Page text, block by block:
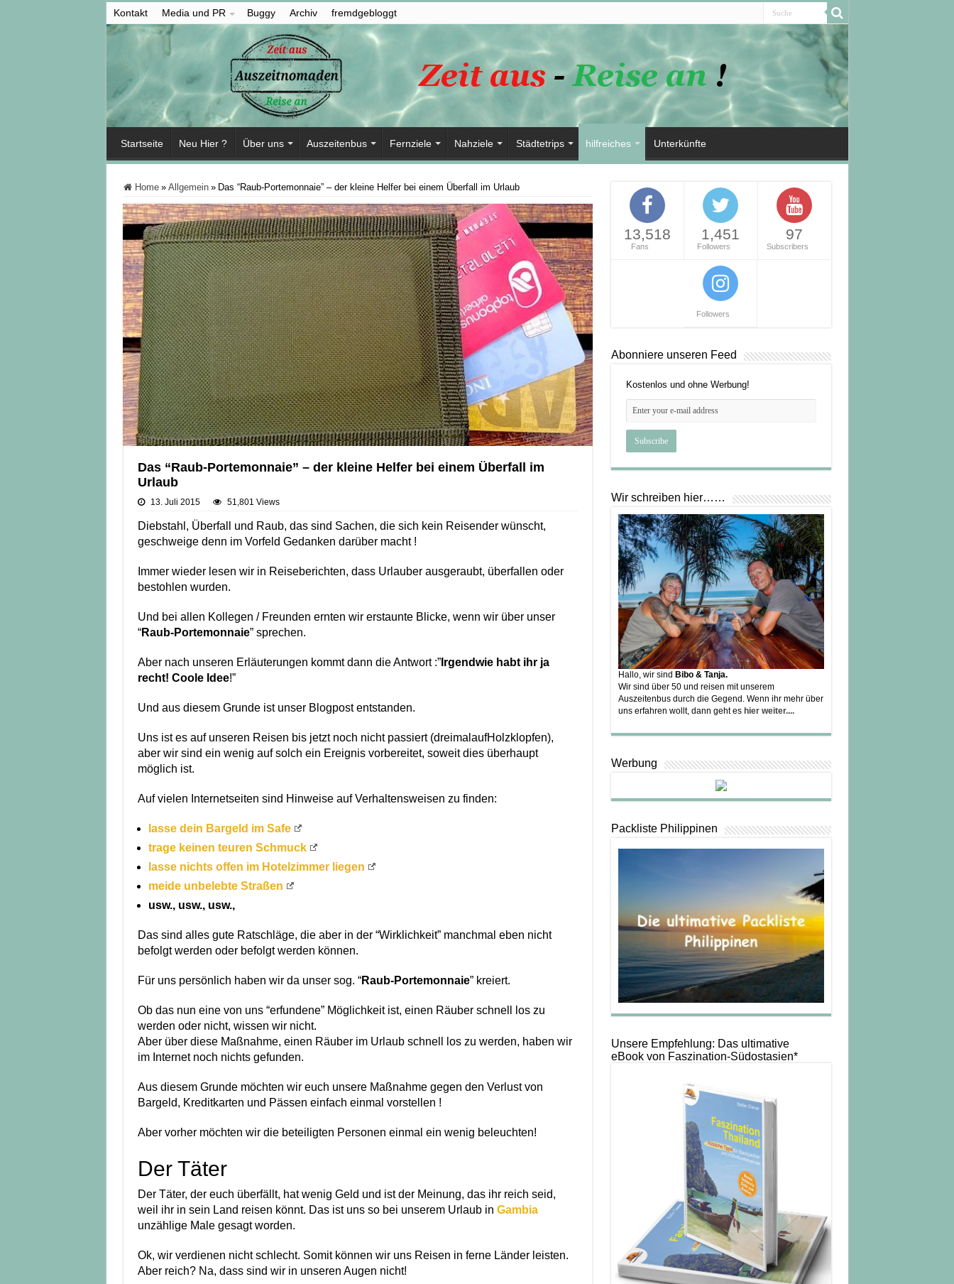
Kontakt Media und PR Buggy Archiv fremdgebloggt
Startseite Neu Hier ? Über uns Auszeitenbus Fernziele Nahziele Städtetrips hilfreiches Unterkünfte
Home » Allgemein » Das “Raub-Portemonnaie” – der kleine Helfer bei einem Überfall im Urlaub
Das “Raub-Portemonnaie” – der kleine Helfer bei einem Überfall im
Urlaub
13. Juli 2015 51,801 Views
Diebstahl, Überfall und Raub, das sind Sachen, die sich kein Reisender wünscht,
geschweige denn im Vorfeld Gedanken darüber macht !
Immer wieder lesen wir in Reiseberichten, dass Urlauber ausgeraubt, überfallen oder
bestohlen wurden.
Und bei allen Kollegen / Freunden ernten wir erstaunte Blicke, wenn wir über unser
“Raub-Portemonnaie” sprechen.
Aber nach unseren Erläuterungen kommt dann die Antwort :”Irgendwie habt ihr ja
recht! Coole Idee!”
Und aus diesem Grunde ist unser Blogpost entstanden.
Uns ist es auf unseren Reisen bis jetzt noch nicht passiert (dreimalaufHolzklopfen),
aber wir sind ein wenig auf solch ein Ereignis vorbereitet, soweit dies überhaupt
möglich ist.
Auf vielen Internetseiten sind Hinweise auf Verhaltensweisen zu finden:
lasse dein Bargeld im Safe
trage keinen teuren Schmuck
lasse nichts offen im Hotelzimmer liegen
meide unbelebte Straßen
usw., usw., usw.,
Das sind alles gute Ratschläge, die aber in der “Wirklichkeit” manchmal eben nicht
befolgt werden oder befolgt werden können.
Für uns persönlich haben wir da unser sog. “Raub-Portemonnaie” kreiert.
Ob das nun eine von uns “erfundene” Möglichkeit ist, einen Räuber schnell los zu
werden oder nicht, wissen wir nicht.
Aber über diese Maßnahme, einen Räuber im Urlaub schnell los zu werden, haben wir
im Internet noch nichts gefunden.
Aus diesem Grunde möchten wir euch unsere Maßnahme gegen den Verlust von
Bargeld, Kreditkarten und Pässen einfach einmal vorstellen !
Aber vorher möchten wir die beteiligten Personen einmal ein wenig beleuchten!
Der Täter
Der Täter, der euch überfällt, hat wenig Geld und ist der Meinung, das ihr reich seid,
weil ihr in sein Land reisen könnt. Das ist uns so bei unserem Urlaub in Gambia
unzählige Male gesagt worden.
Ok, wir verdienen nicht schlecht. Somit können wir uns Reisen in ferne Länder leisten.
Aber reich? Na, dass sind wir in unseren Augen nicht!
13,518
Fans
1,451
Followers
97
Subscribers
Followers
Abonniere unseren Feed
Kostenlos und ohne Werbung!
Wir schreiben hier……
Hallo, wir sind Bibo & Tanja.
Wir sind über 50 und reisen mit unserem
Auszeitenbus durch die Gegend. Wenn ihr mehr über
uns erfahren wollt, dann geht es hier weiter....
Werbung
Packliste Philippinen
Unsere Empfehlung: Das ultimative
eBook von Faszination-Südostasien*